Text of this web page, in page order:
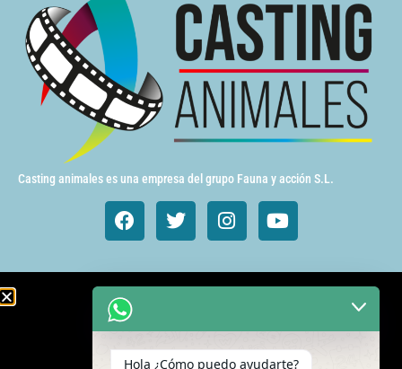
Casting animales es una empresa del grupo Fauna y acción S.L.
Animales de cine y TV
Hola ¿Cómo puedo ayudarte?